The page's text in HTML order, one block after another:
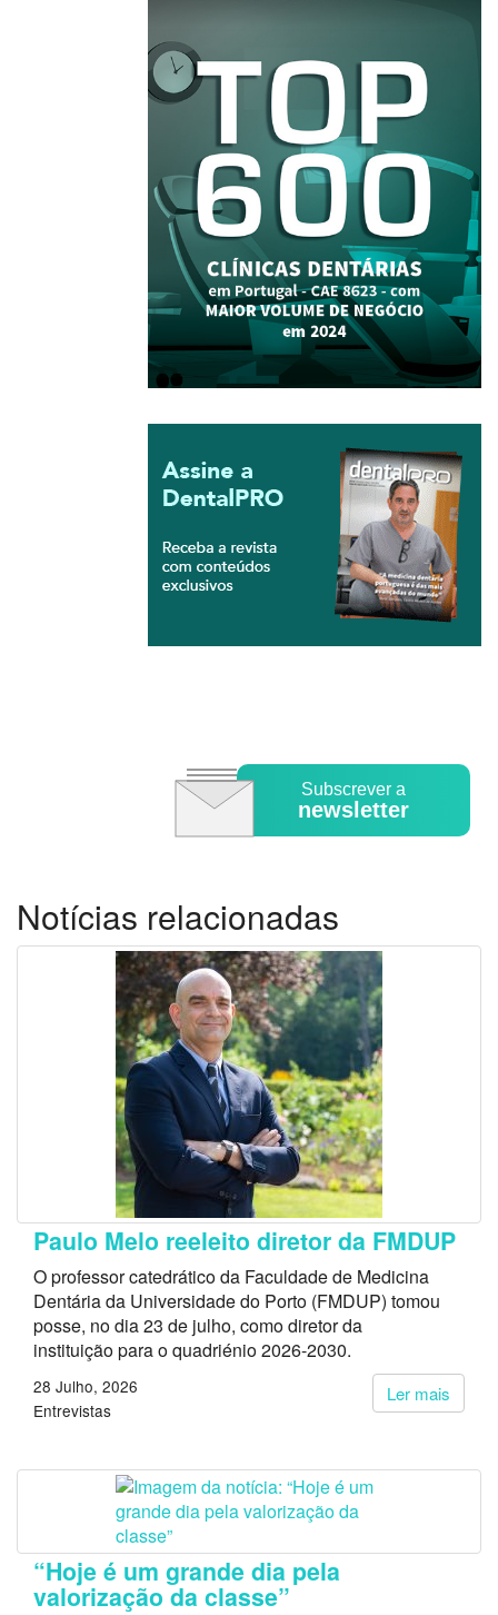
Subscrever a
newsletter
Notícias relacionadas
Paulo Melo reeleito diretor da FMDUP
O professor catedrático da Faculdade de Medicina
Dentária da Universidade do Porto (FMDUP) tomou
posse, no dia 23 de julho, como diretor da
instituição para o quadriénio 2026-2030.
Ler mais
28 Julho, 2026
Entrevistas
“Hoje é um grande dia pela
valorização da classe”